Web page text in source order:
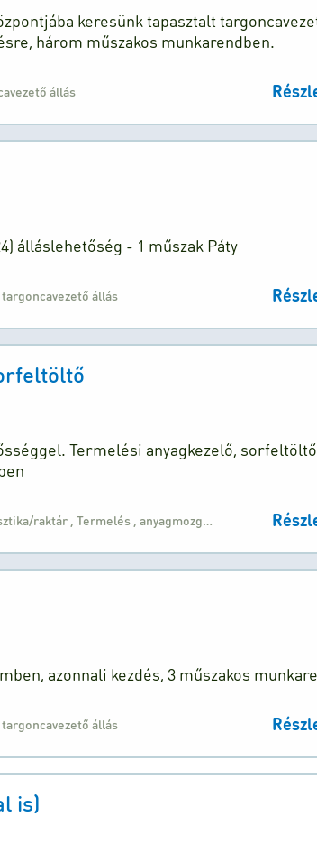
keresünk tapasztalt
három műszakos munkarendben.
állás
álláslehetőség - 1 műszak Páty
,targoncavezető állás
Termelési anyagkezelő, sorfeltöltő
raktár ,Termelés ,anyagmozgató
azonnali kezdés, 3 műszakos
,targoncavezető állás
is)